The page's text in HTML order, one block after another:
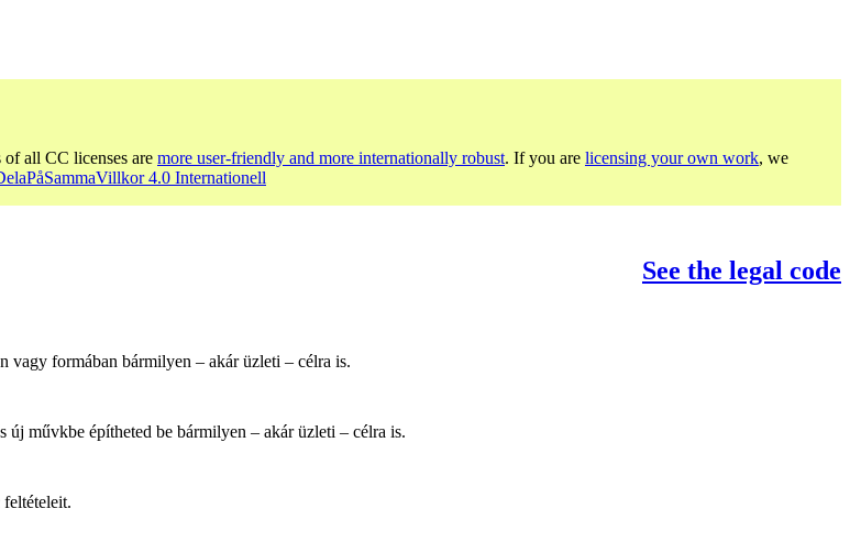
all CC licenses are more user-friendly and more internationally robust. If you are licensing your own work, we
4.0 Internationell
See the legal code
vagy formában bármilyen – akár üzleti – célra is.
művkbe építheted be bármilyen – akár üzleti – célra is.